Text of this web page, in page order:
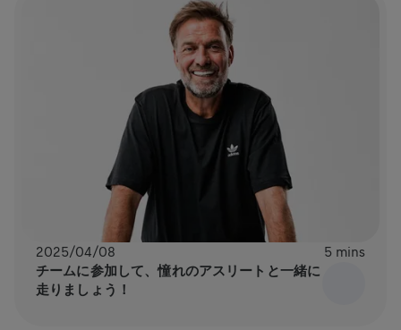
2025/04/08 5 mins
チームに参加して、憧れのアスリートと一緒に
走りましょう！